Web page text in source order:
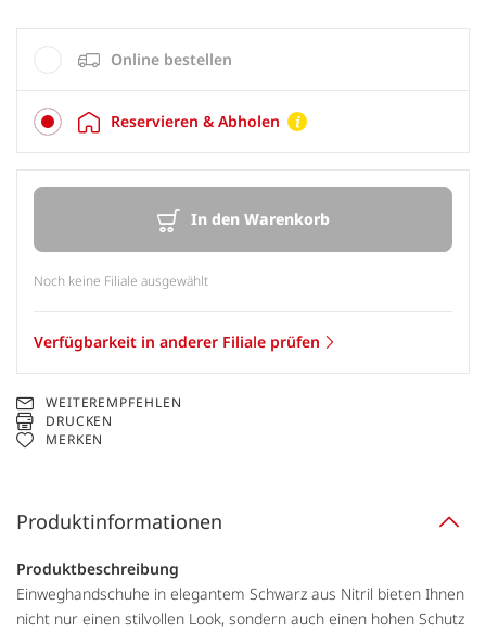
Online bestellen
Reservieren & Abholen
In den Warenkorb
Noch keine Filiale ausgewählt
Verfügbarkeit in anderer Filiale prüfen
WEITEREMPFEHLEN
DRUCKEN
MERKEN
Produktinformationen
Produktbeschreibung
Einweghandschuhe in elegantem Schwarz aus Nitril bieten Ihnen
nicht nur einen stilvollen Look, sondern auch einen hohen Schutz